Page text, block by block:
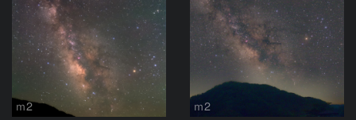
ｍ2 ｍ2